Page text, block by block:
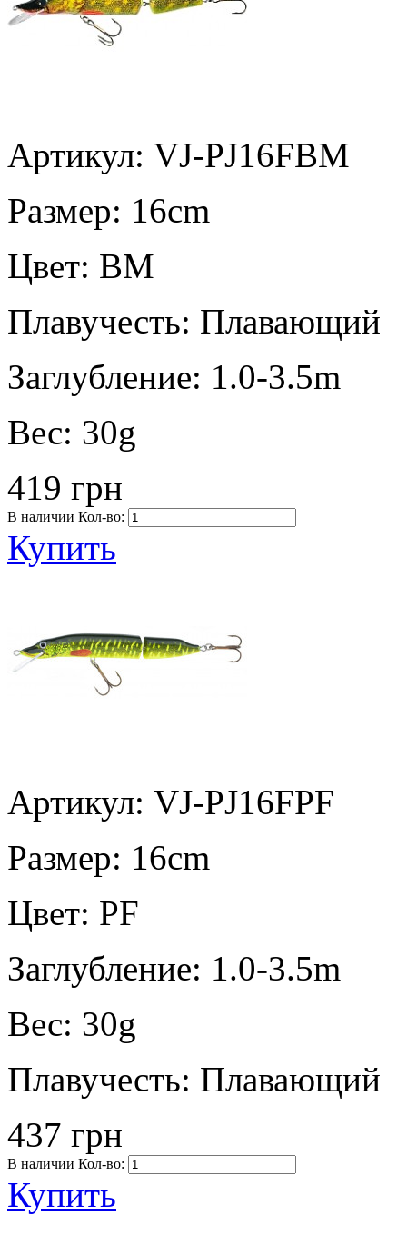
Артикул: VJ-PJ16FBM
Размер: 16cm
Цвет: BM
Плавучесть: Плавающий
Заглубление: 1.0-3.5m
Вес: 30g
419 грн
В наличии Кол-во:
Купить
Артикул: VJ-PJ16FPF
Размер: 16cm
Цвет: PF
Заглубление: 1.0-3.5m
Вес: 30g
Плавучесть: Плавающий
437 грн
В наличии Кол-во:
Купить